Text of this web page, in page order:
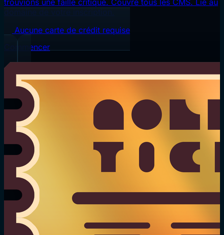
trouvions une faille critique. Couvre tous les CMS. Lié au
Aucune carte de crédit requise
Commencer